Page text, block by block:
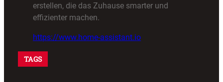
erstellen, die das Zuhause smarter und
effizienter machen.
https://www.home-assistant.io
TAGS